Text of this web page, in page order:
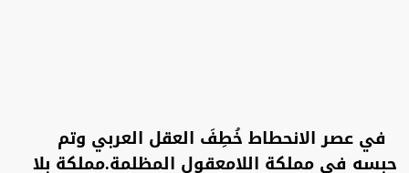
في عصر الانحطاط خُطِفَ العقل العربي وتم
حبسه في مملكة اللامعقول المظلمة.مملكة بلا